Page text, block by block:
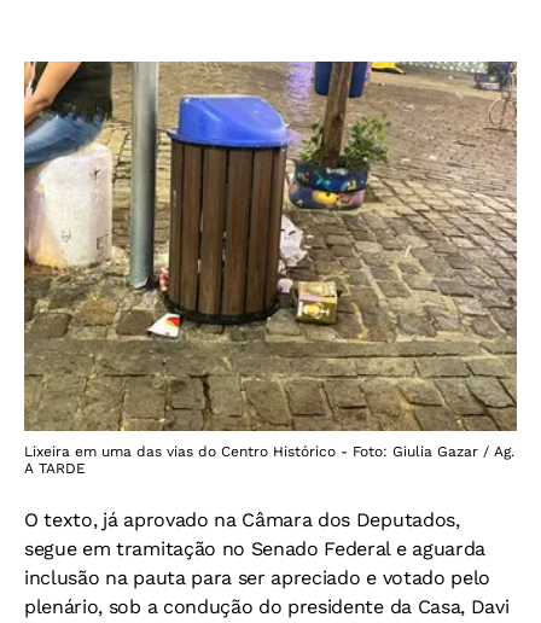
Lixeira em uma das vias do Centro Histórico - Foto: Giulia Gazar / Ag.
A TARDE
O texto, já aprovado na Câmara dos Deputados,
segue em tramitação no Senado Federal e aguarda
inclusão na pauta para ser apreciado e votado pelo
plenário, sob a condução do presidente da Casa, Davi